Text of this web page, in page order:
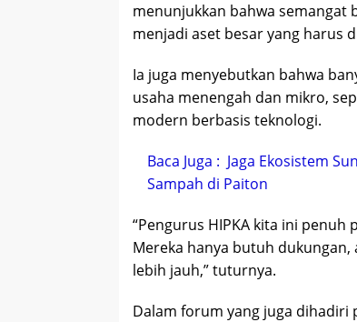
menunjukkan bahwa semangat
menjadi aset besar yang harus
Ia juga menyebutkan bahwa
usaha menengah dan mikro,
modern berbasis teknologi.
Baca Juga : Jaga Ekosistem
Sampah di Paiton
“Pengurus HIPKA kita ini
Mereka hanya butuh
lebih jauh,” tuturnya.
Dalam forum yang juga dihadiri